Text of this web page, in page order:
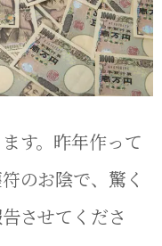
す。昨年作って
のお陰で、驚く
させてくださ